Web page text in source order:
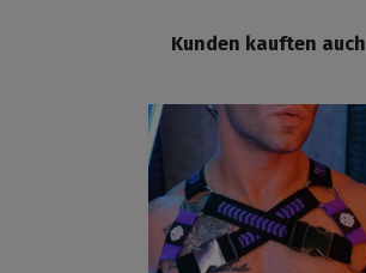
Kunden kauften auch